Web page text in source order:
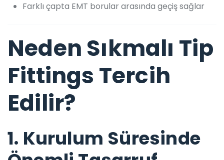
Farklı çapta EMT borular arasında geçiş sağlar
Neden Sıkmalı Tip
Fittings Tercih
Edilir?
1. Kurulum Süresinde